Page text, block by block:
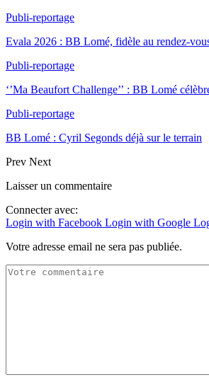
Publi-reportage
Evala 2026 : BB Lomé, fidèle au rendez-
Publi-reportage
‘’Ma Beaufort Challenge’’ : BB Lomé
Publi-reportage
BB Lomé : Cyril Segonds déjà sur le terrain
Prev Next
Laisser un commentaire
Connecter avec:
Login with Facebook Login with Google
Votre adresse email ne sera pas publiée.